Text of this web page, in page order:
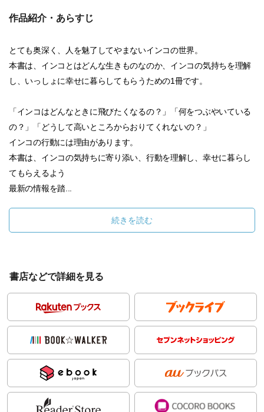
作品紹介・あらすじ
とても奥深く、人を魅了してやまないインコの世界。
本書は、インコとはどんな生きものなのか、インコの気持ちを理解
し、いっしょに幸せに暮らしてもらうための1冊です。
「インコはどんなときに飛びたくなるの？」「何をつぶやいている
の？」「どうして高いところからおりてくれないの？」
インコの行動には理由があります。
本書は、インコの気持ちに寄り添い、行動を理解し、幸せに暮らし
てもらえるよう
最新の情報を踏...
続きを読む
書店などで詳細を見る